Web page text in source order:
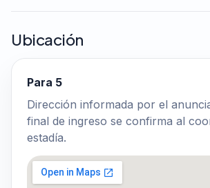
Ubicación
Para 5
Dirección informada por el
final de ingreso se confirma al
estadía.